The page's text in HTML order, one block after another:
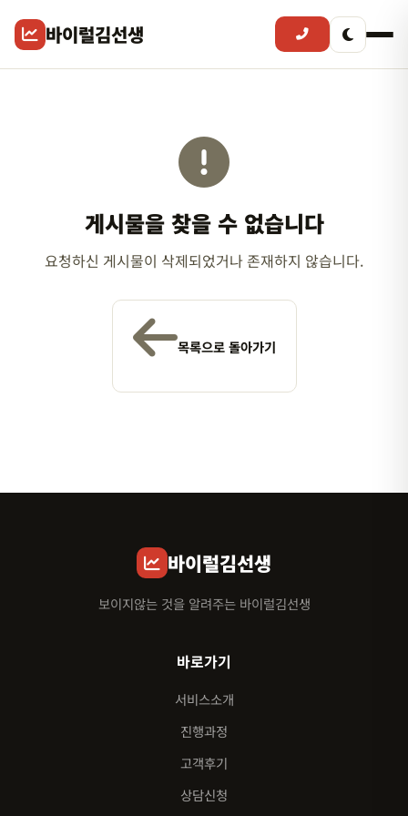
바이럴김선생
게시물을 찾을 수 없습니다
요청하신 게시물이 삭제되었거나 존재하지 않습니다.
목록으로 돌아가기
바이럴김선생
보이지않는 것을 알려주는 바이럴김선생
바로가기
서비스소개
진행과정
고객후기
상담신청